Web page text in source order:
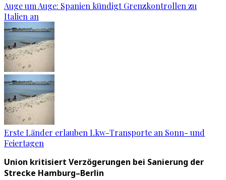
Auge um Auge: Spanien kündigt Grenzkontrollen zu
Italien an
Erste Länder erlauben Lkw-Transporte an Sonn- und
Feiertagen
Union kritisiert Verzögerungen bei Sanierung der
Strecke Hamburg–Berlin